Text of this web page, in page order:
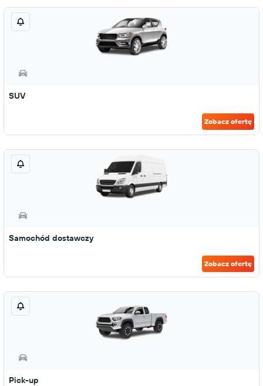
SUV
Zobacz ofertę
Samochód dostawczy
Zobacz ofertę
Pick-up